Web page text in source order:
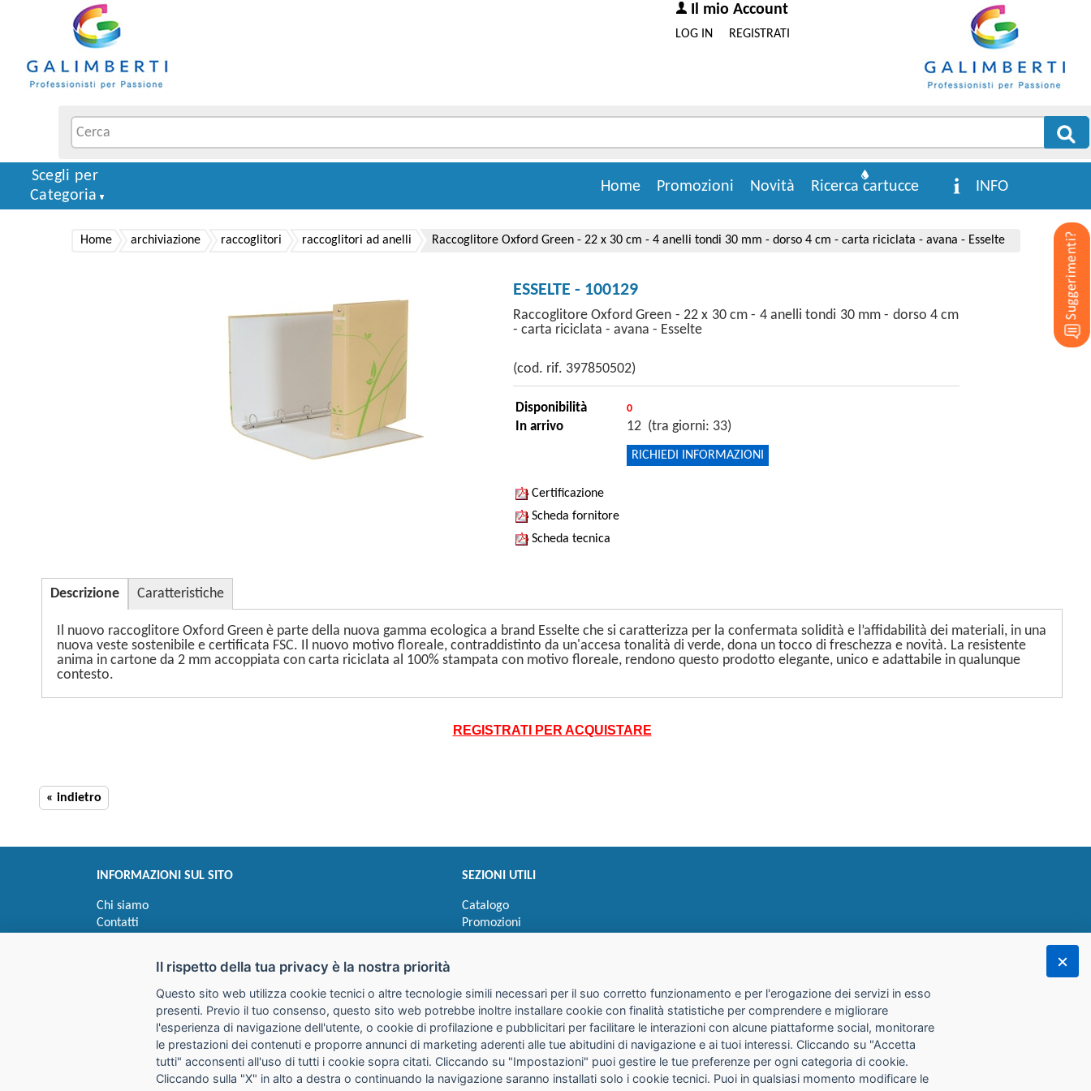
Il mio Account
REGISTRATI
LOG IN
INFO
Ricerca cartucce
Novità
Promozioni
Home
Scegli per
Categoria
Home archiviazione raccoglitori raccoglitori ad anelli Raccoglitore Oxford Green - 22 x 30 cm - 4 anelli tondi 30 mm - dorso 4 cm - carta riciclata - avana - Esselte
ESSELTE - 100129
Raccoglitore Oxford Green - 22 x 30 cm - 4 anelli tondi 30 mm - dorso 4 cm
- carta riciclata - avana - Esselte
(cod. rif. 397850502)
Disponibilità 0
In arrivo 12 (tra giorni: 33)
RICHIEDI INFORMAZIONI
Certificazione
Scheda fornitore
Scheda tecnica
Descrizione Caratteristiche
Il nuovo raccoglitore Oxford Green è parte della nuova gamma ecologica a brand Esselte che si caratterizza per la confermata solidità e l’affidabilità dei materiali, in una
nuova veste sostenibile e certificata FSC. Il nuovo motivo floreale, contraddistinto da un'accesa tonalità di verde, dona un tocco di freschezza e novità. La resistente
anima in cartone da 2 mm accoppiata con carta riciclata al 100% stampata con motivo floreale, rendono questo prodotto elegante, unico e adattabile in qualunque
contesto.
REGISTRATI PER ACQUISTARE
« indietro
INFORMAZIONI SUL SITO
Chi siamo
Contatti
Impostazioni cookie
SEZIONI UTILI
Catalogo
Promozioni
I prezzi indicati si intendono IVA esclusa
Il rispetto della tua privacy è la nostra priorità
Questo sito web utilizza cookie tecnici o altre tecnologie simili necessari per il suo corretto funzionamento e per l'erogazione dei servizi in esso
presenti. Previo il tuo consenso, questo sito web potrebbe inoltre installare cookie con finalità statistiche per comprendere e migliorare
l'esperienza di navigazione dell'utente, o cookie di profilazione e pubblicitari per facilitare le interazioni con alcune piattaforme social, monitorare
le prestazioni dei contenuti e proporre annunci di marketing aderenti alle tue abitudini di navigazione e ai tuoi interessi. Cliccando su "Accetta
tutti" acconsenti all'uso di tutti i cookie sopra citati. Cliccando su "Impostazioni" puoi gestire le tue preferenze per ogni categoria di cookie.
Cliccando sulla "X" in alto a destra o continuando la navigazione saranno installati solo i cookie tecnici. Puoi in qualsiasi momento modificare le